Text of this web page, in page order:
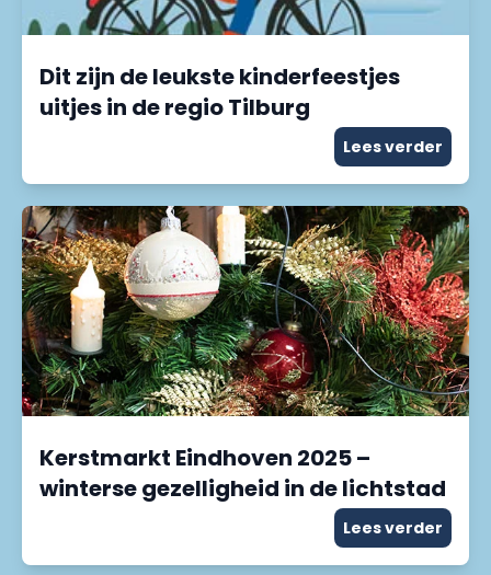
Dit zijn de leukste kinderfeestjes
uitjes in de regio Tilburg
Lees verder
Kerstmarkt Eindhoven 2025 –
winterse gezelligheid in de lichtstad
Lees verder